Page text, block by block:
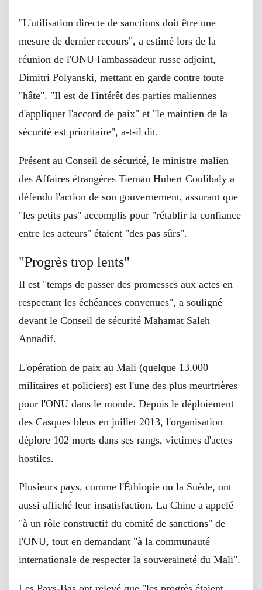
"L'utilisation directe de sanctions doit être une
mesure de dernier recours", a estimé lors de la
réunion de l'ONU l'ambassadeur russe adjoint,
Dimitri Polyanski, mettant en garde contre toute
"hâte". "Il est de l'intérêt des parties maliennes
d'appliquer l'accord de paix" et "le maintien de la
sécurité est prioritaire", a-t-il dit.
Présent au Conseil de sécurité, le ministre malien
des Affaires étrangères Tieman Hubert Coulibaly a
défendu l'action de son gouvernement, assurant que
"les petits pas" accomplis pour "rétablir la confiance
entre les acteurs" étaient "des pas sûrs".
"Progrès trop lents"
Il est "temps de passer des promesses aux actes en
respectant les échéances convenues", a souligné
devant le Conseil de sécurité Mahamat Saleh
Annadif.
L'opération de paix au Mali (quelque 13.000
militaires et policiers) est l'une des plus meurtrières
pour l'ONU dans le monde. Depuis le déploiement
des Casques bleus en juillet 2013, l'organisation
déplore 102 morts dans ses rangs, victimes d'actes
hostiles.
Plusieurs pays, comme l'Éthiopie ou la Suède, ont
aussi affiché leur insatisfaction. La Chine a appelé
"à un rôle constructif du comité de sanctions" de
l'ONU, tout en demandant "à la communauté
internationale de respecter la souveraineté du Mali".